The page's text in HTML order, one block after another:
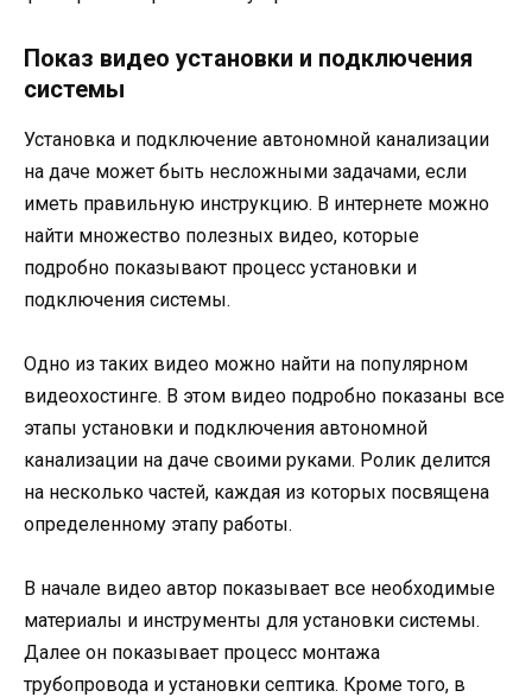
Показ видео установки и подключения
системы
Установка и подключение автономной канализации
на даче может быть несложными задачами, если
иметь правильную инструкцию. В интернете можно
найти множество полезных видео, которые
подробно показывают процесс установки и
подключения системы.
Одно из таких видео можно найти на популярном
видеохостинге. В этом видео подробно показаны все
этапы установки и подключения автономной
канализации на даче своими руками. Ролик делится
на несколько частей, каждая из которых посвящена
определенному этапу работы.
В начале видео автор показывает все необходимые
материалы и инструменты для установки системы.
Далее он показывает процесс монтажа
трубопровода и установки септика. Кроме того, в